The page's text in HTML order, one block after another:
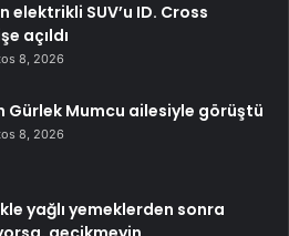
elektrikli SUV’u ID. Cross
açıldı
8, 2026
Gürlek Mumcu ailesiyle görüştü
8, 2026
yağlı yemeklerden sonra